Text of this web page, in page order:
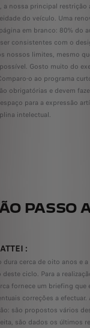
a nossa principal restrição
do veículo. Uma
em branco: 80% do
consistentes com o
nossos limites, mesmo
Gosto muito do
o ao programa
obrigatórias e devem
para a expressão
intelectual.
PASSO
:
dura cerca de oito anos e
ciclo. Para a
fornece um briefing que
correções a
são propostos vários
são dados os últimos